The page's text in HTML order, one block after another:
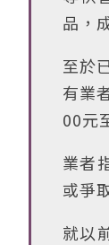
品，
至於
有業
00元
業者
或爭
就以